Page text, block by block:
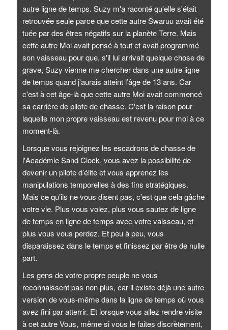
autre ligne de temps. Suzy m'a raconté qu'elle s'était
retrouvée seule parce que cette autre Swaruu avait été
tuée par des êtres négatifs sur la planète Terre. Mais
cette autre Moi avait pensé à tout et avait programmé
son vaisseau pour que, s'il lui arrivait quelque chose de
grave, Suzy vienne me chercher dans une autre ligne
de temps quand j'aurais atteint l’âge de 13 ans. Car
c'est à cet âge-là que cette autre Moi avait commencé
sa carrière de pilote de chasse. C'est la raison pour
laquelle mon propre vaisseau est revenu pour moi à ce
moment-là.
Lorsque vous rejoignez les escadrons de chasse de
l'Académie Sand Clock, vous avez la possibilité de
devenir un pilote d’élite et vous apprenez les
manipulations temporelles à des fins stratégiques.
Mais ce qu’ils ne vous disent pas, c’est que cela gâche
votre vie. Plus vous volez, plus vous sautez de ligne
de temps en ligne de temps avec votre vaisseau, et
plus vous vous perdez. Et peu à peu, vous
disparaissez dans le temps et finissez par être de nulle
part.
Les gens de votre propre peuple ne vous
reconnaissent pas non plus, car il existe déjà une autre
version de vous-même dans la ligne de temps où vous
avez fini par atterrir. Et lorsque vous allez rendre visite
à cet autre Vous, même si vous le faites discrètement,